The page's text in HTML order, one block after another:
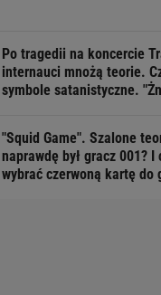
Po tragedii na koncercie
internauci mnożą teorie.
symbole satanistyczne.
"Squid Game". Szalone
naprawdę był gracz 001? I
wybrać czerwoną kartę do